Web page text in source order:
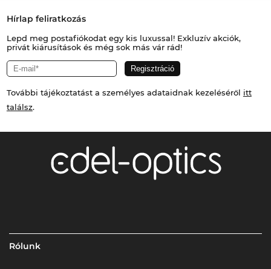
Hírlap feliratkozás
Lepd meg postafiókodat egy kis luxussal! Exkluzív akciók,
privát kiárusítások és még sok más vár rád!
További tájékoztatást a személyes adataidnak kezeléséről itt
találsz.
Rólunk